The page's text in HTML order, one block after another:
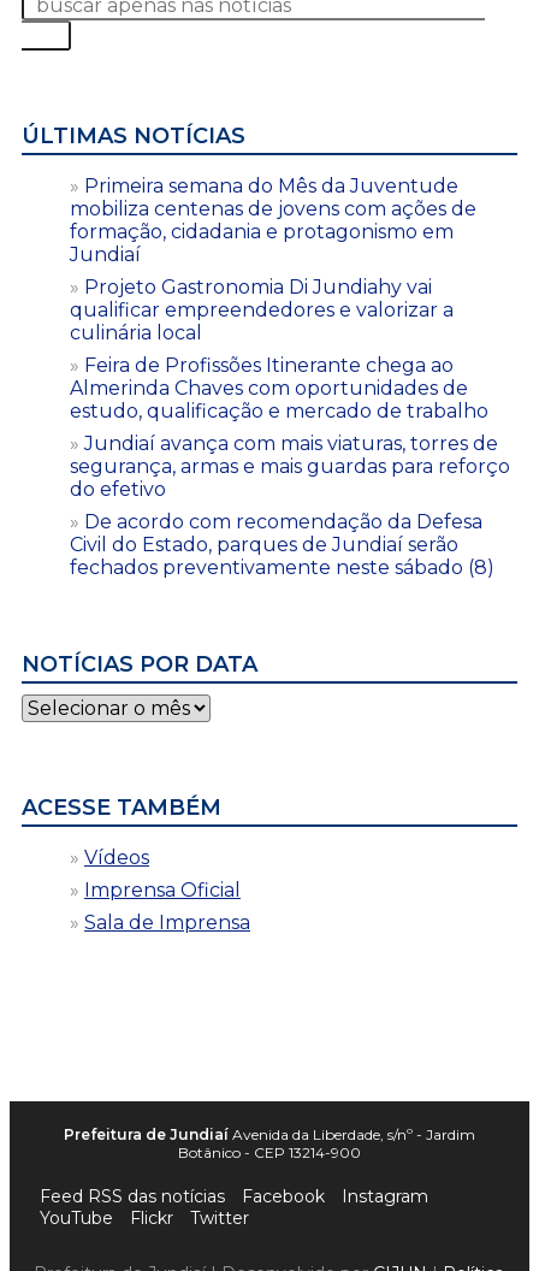
ÚLTIMAS NOTÍCIAS
Primeira semana do Mês da Juventude
mobiliza centenas de jovens com ações de
formação, cidadania e protagonismo em
Jundiaí
Projeto Gastronomia Di Jundiahy vai
qualificar empreendedores e valorizar a
culinária local
Feira de Profissões Itinerante chega ao
Almerinda Chaves com oportunidades de
estudo, qualificação e mercado de trabalho
Jundiaí avança com mais viaturas, torres de
segurança, armas e mais guardas para reforço
do efetivo
De acordo com recomendação da Defesa
Civil do Estado, parques de Jundiaí serão
fechados preventivamente neste sábado (8)
NOTÍCIAS POR DATA
Notícias
por
ACESSE TAMBÉM
Vídeos
Imprensa Oficial
Sala de Imprensa
Prefeitura de Jundiaí Avenida da Liberdade, s/nº - Jardim
Botânico - CEP 13214-900
Feed RSS das notícias Facebook
Instagram
YouTube
Flickr Twitter